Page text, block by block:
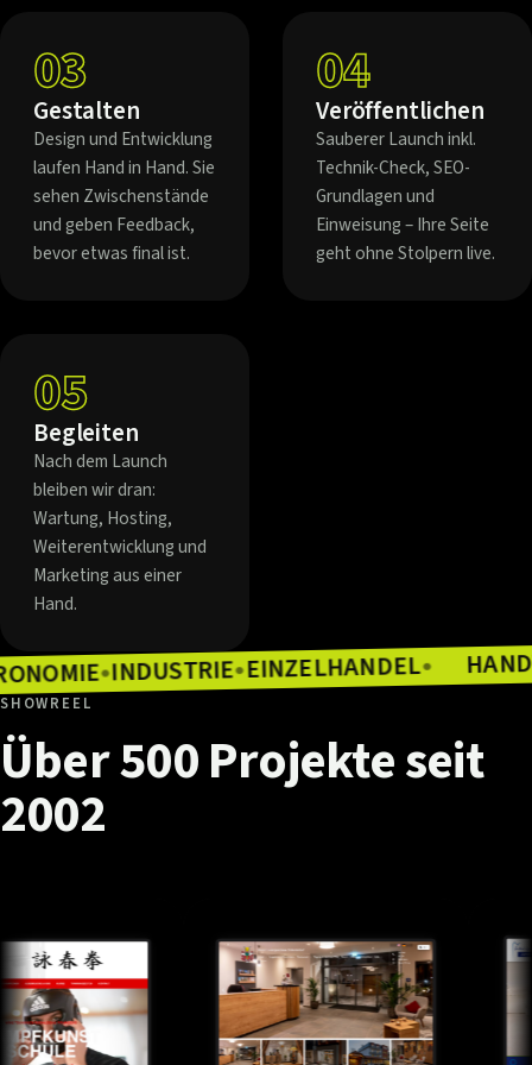
03
Gestalten
Design und Entwicklung
laufen Hand in Hand. Sie
sehen Zwischenstände
und geben Feedback,
bevor etwas final ist.
04
Veröffentlichen
Sauberer Launch inkl.
Technik-Check, SEO-
Grundlagen und
Einweisung – Ihre Seite
geht ohne Stolpern live.
05
Begleiten
Nach dem Launch
bleiben wir dran:
Wartung, Hosting,
Weiterentwicklung und
Marketing aus einer
Hand.
●GASTRONOMIE●INDUSTRIE●EINZELHANDEL●
SHOWREEL
Über500Projekteseit
2002